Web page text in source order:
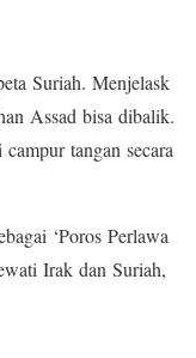
Suriah. Menjelask
Assad bisa dibalik.
tangan secara
‘Poros Perlawa
Irak dan Suriah,